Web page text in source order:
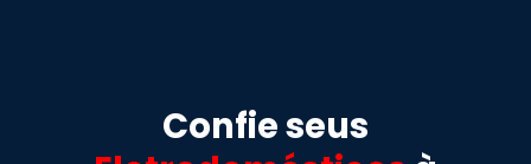
Confie seus